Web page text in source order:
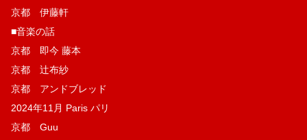
京都 伊藤軒
■音楽の話
京都 即今 藤本
京都 辻布紗
京都 アンドブレッド
2024年11月 Paris パリ
京都 Guu